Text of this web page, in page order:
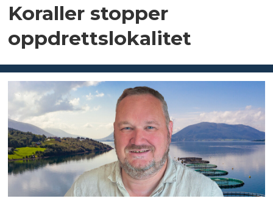
Koraller stopper
oppdrettslokalitet